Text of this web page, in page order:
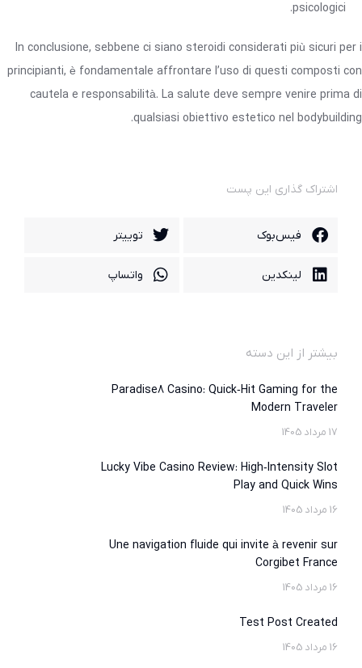
psicologici.
In conclusione, sebbene ci siano steroidi considerati più sicuri per i
principianti, è fondamentale affrontare l’uso di questi composti con
cautela e responsabilità. La salute deve sempre venire prima di
qualsiasi obiettivo estetico nel bodybuilding.
اشتراک گذاری این پست
فیس‌بوک توییتر
لینکدین واتساپ
بیشتر از این دسته
Paradise8 Casino: Quick‑Hit Gaming for the
Modern Traveler
17 مرداد 1405
Lucky Vibe Casino Review: High‑Intensity Slot
Play and Quick Wins
16 مرداد 1405
Une navigation fluide qui invite à revenir sur
Corgibet France
16 مرداد 1405
Test Post Created
16 مرداد 1405